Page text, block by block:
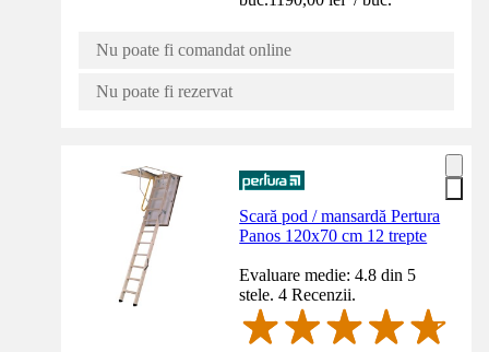
Nu poate fi comandat online
Nu poate fi rezervat
Scară pod / mansardă Pertura
Panos 120x70 cm 12 trepte
Evaluare medie: 4.8 din 5
stele. 4 Recenzii.